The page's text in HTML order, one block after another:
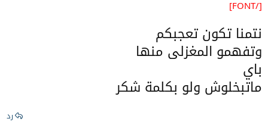
[/FONT]
نتمنا تكون تعجبكم
وتفهمو المغزلى منها
باي
ماتبخلوش ولو بكلمة شكر
رد